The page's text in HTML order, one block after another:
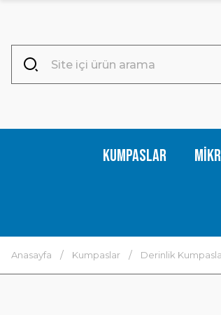
Kumpaslar
Anasayfa Kumpaslar Derinlik